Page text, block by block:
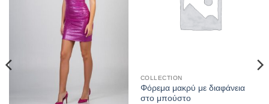
COLLECTION
Φόρεμα μακρύ με διαφάνεια
στο μπούστο